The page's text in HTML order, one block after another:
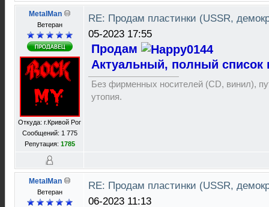
MetalMan
Ветеран
Откуда: г.Кривой Рог
Сообщений: 1 775
Репутация: 1785
RE: Продам пластинки (USSR,
05-2023 17:55
Продам
Актуальный, полный список
Без фирменных носителей (CD, винил),
утопия.
MetalMan
Ветеран
RE: Продам пластинки (USSR,
06-2023 11:13